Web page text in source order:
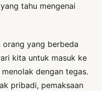
tahu mengenai
orang yang berbeda
kita untuk masuk ke
dengan tegas.
pribadi, pemaksaan